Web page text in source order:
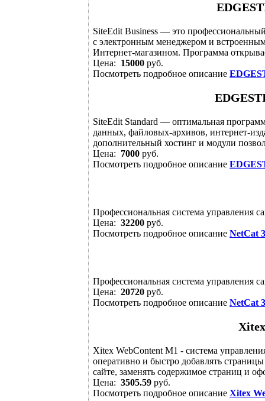
SiteEdit Business — это
с электронным менеджером и
Интернет-магазином. Программа
Цена: 15000 руб.
Посмотреть подробное описание
SiteEdit Standard — оптимальная
данных, файловых-архивов, интернет-
дополнительный хостинг и модули
Цена: 7000 руб.
Посмотреть подробное описание
Профессиональная система управления
Цена: 32200 руб.
Посмотреть подробное описание NetCat 3
Профессиональная система управления
Цена: 20720 руб.
Посмотреть подробное описание NetCat 3
Xitex WebContent M1 - система
оперативно и быстро добавлять
сайте, заменять содержимое страниц и
Цена: 3505.59 руб.
Посмотреть подробное описание Xitex